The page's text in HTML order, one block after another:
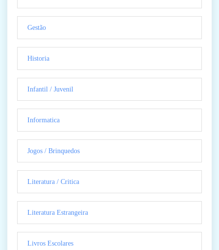
Gestão
Historia
Infantil / Juvenil
Informatica
Jogos / Brinquedos
Literatura / Critica
Literatura Estrangeira
Livros Escolares